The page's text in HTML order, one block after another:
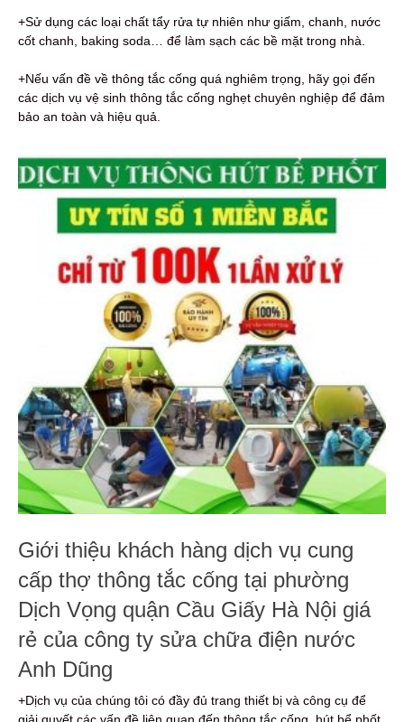
+Sử dụng các loại chất tẩy rửa tự nhiên như giấm, chanh, nước
cốt chanh, baking soda… để làm sạch các bề mặt trong nhà.
+Nếu vấn đề về thông tắc cống quá nghiêm trọng, hãy gọi đến
các dịch vụ vệ sinh thông tắc cống nghẹt chuyên nghiệp để đảm
bảo an toàn và hiệu quả.
Giới thiệu khách hàng dịch vụ cung
cấp thợ thông tắc cống tại phường
Dịch Vọng quận Cầu Giấy Hà Nội giá
rẻ của công ty sửa chữa điện nước
Anh Dũng
+Dịch vụ của chúng tôi có đầy đủ trang thiết bị và công cụ để